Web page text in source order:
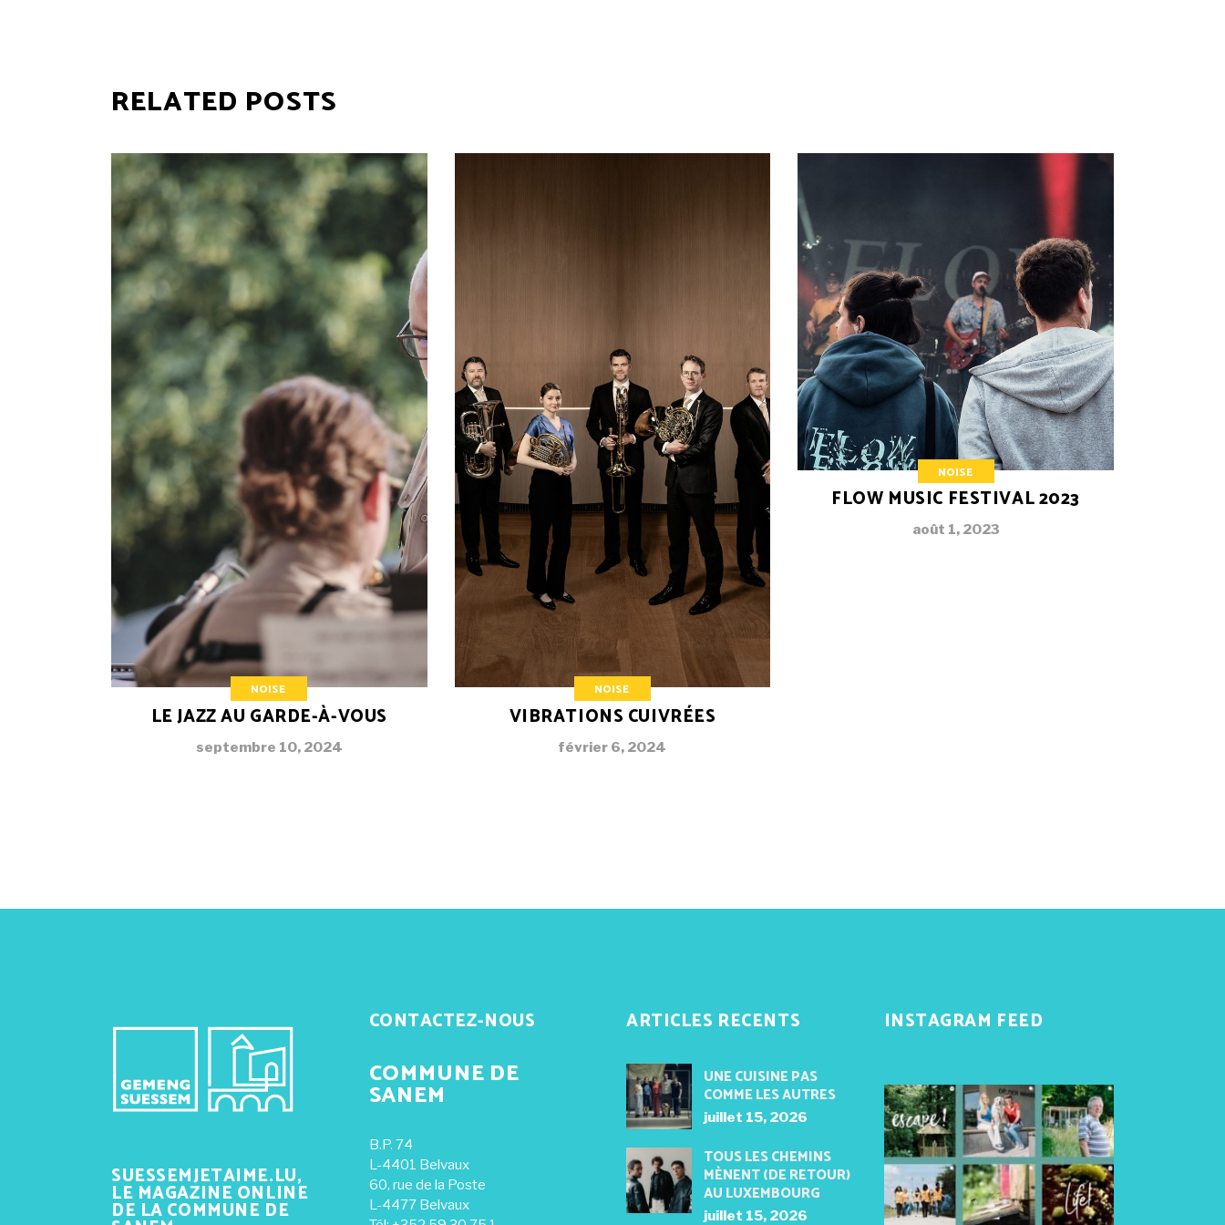
RELATED POSTS
NOISE
LE JAZZ AU GARDE-À-VOUS
septembre 10, 2024
NOISE
VIBRATIONS CUIVRÉES
février 6, 2024
NOISE
FLOW MUSIC FESTIVAL 2023
août 1, 2023
SUESSEMJETAIME.LU,
LE MAGAZINE ONLINE
DE LA COMMUNE DE
CONTACTEZ-NOUS
COMMUNE DE
SANEM
B.P. 74
L-4401 Belvaux
60, rue de la Poste
L-4477 Belvaux
ARTICLES RECENTS
UNE CUISINE PAS
COMME LES AUTRES
juillet 15, 2026
TOUS LES CHEMINS
MÈNENT (DE RETOUR)
AU LUXEMBOURG
juillet 15, 2026
INSTAGRAM FEED